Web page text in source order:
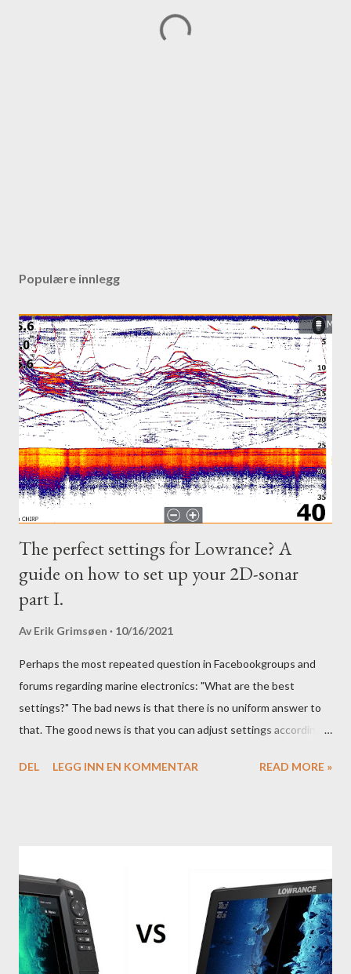
Populære innlegg
The perfect settings for Lowrance? A
guide on how to set up your 2D-sonar
part I.
Av Erik Grimsøen 10/16/2021
Perhaps the most repeated question in Facebookgroups and
forums regarding marine electronics: "What are the best
settings?" The bad news is that there is no uniform answer to
that. The good news is that you can adjust settings according
you should tweak and why. Here is part 1 of our guide to get the
DEL LEGG INN EN KOMMENTAR READ MORE »